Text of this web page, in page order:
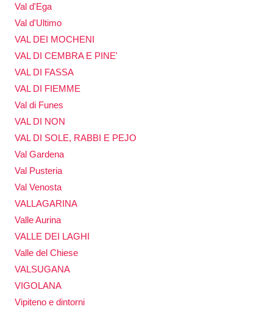
Val d'Ega
Val d'Ultimo
VAL DEI MOCHENI
VAL DI CEMBRA E PINE'
VAL DI FASSA
VAL DI FIEMME
Val di Funes
VAL DI NON
VAL DI SOLE, RABBI E PEJO
Val Gardena
Val Pusteria
Val Venosta
VALLAGARINA
Valle Aurina
VALLE DEI LAGHI
Valle del Chiese
VALSUGANA
VIGOLANA
Vipiteno e dintorni